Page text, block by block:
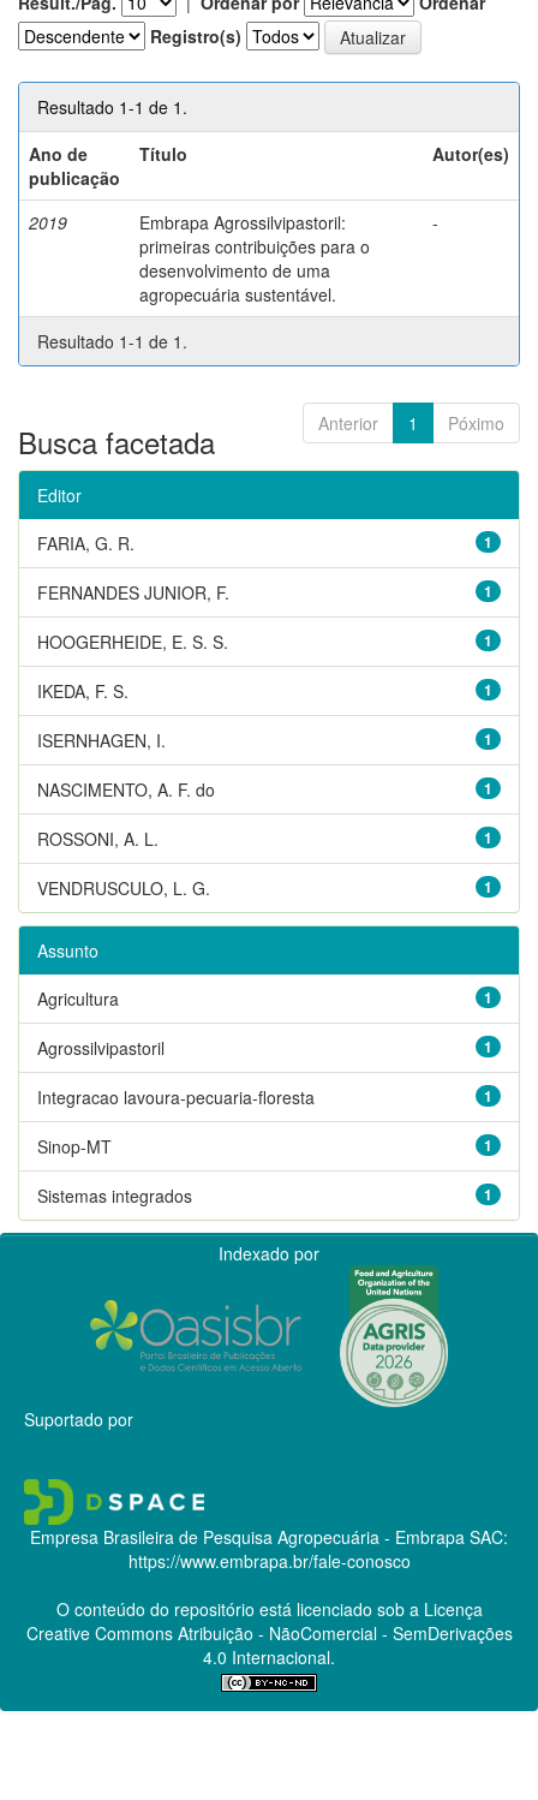
Registro(s)
Resultado 1-1 de 1.
Ano de
publicação
Título Autor(es)
2019
Embrapa Agrossilvipastoril:
primeiras contribuições para o
desenvolvimento de uma
agropecuária sustentável.
-
Resultado 1-1 de 1.
Anterior 1 Póximo
Busca facetada
Editor
1
FARIA, G. R.
1
FERNANDES JUNIOR, F.
1
HOOGERHEIDE, E. S. S.
1
IKEDA, F. S.
1
ISERNHAGEN, I.
1
NASCIMENTO, A. F. do
1
ROSSONI, A. L.
1
VENDRUSCULO, L. G.
Assunto
1
Agricultura
1
Agrossilvipastoril
1
Integracao lavoura-pecuaria-floresta
1
Sinop-MT
1
Sistemas integrados
Indexado por
Suportado por
Empresa Brasileira de Pesquisa Agropecuária - Embrapa SAC:
https://www.embrapa.br/fale-conosco
O conteúdo do repositório está licenciado sob a Licença
Creative CommonsAtribuição - NãoComercial - SemDerivações
4.0 Internacional.